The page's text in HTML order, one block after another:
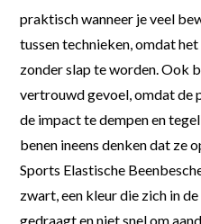
praktisch wanneer je veel
tussen technieken, omdat
zonder slap te worden. Ook
vertrouwd gevoel, omdat de
de impact te dempen en
benen ineens denken dat ze
Sports Elastische
zwart, een kleur die zich in
gedraagt en niet snel om